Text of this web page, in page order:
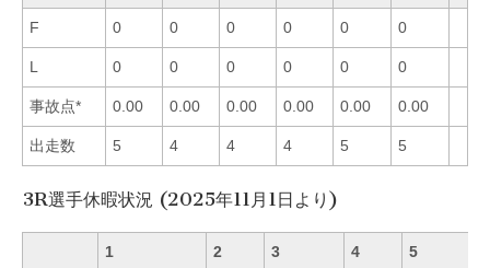
F 0 0 0 0 0 0
L 0 0 0 0 0 0
事故点* 0.00 0.00 0.00 0.00 0.00 0.00
出走数 5 4 4 4 5 5
3R選手休暇状況 (2025年11月1日より)
1 2 3 4 5